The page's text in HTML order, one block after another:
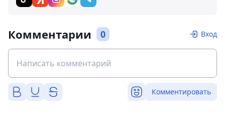
Комментарии 0 Вход
Комментировать